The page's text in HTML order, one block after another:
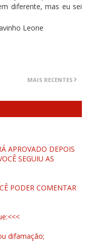
diferente, mas eu sei
Leone
MAIS RECENTES
APROVADO DEPOIS
SEGUIU AS
PODER COMENTAR
difamação;